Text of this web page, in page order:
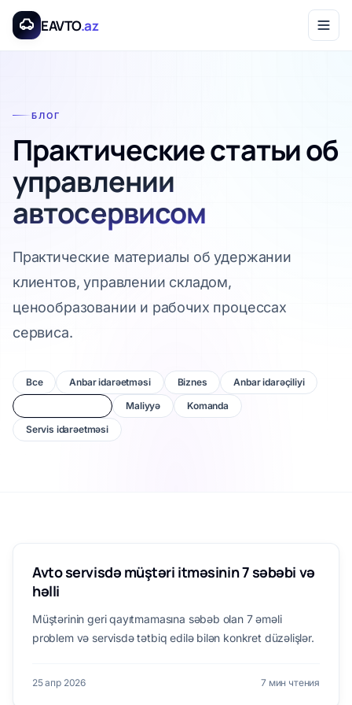
Перейти к основному содержанию
EAVTO.az
БЛОГ
Практические статьи об
управлении
автосервисом
Практические материалы об удержании
клиентов, управлении складом,
ценообразовании и рабочих процессах
сервиса.
Все Anbar idarəetməsi Biznes
Anbar idarəçiliyi
Maliyyə
Komanda
Servis idarəetməsi
Avto servisdə müştəri itməsinin 7 səbəbi və
həlli
Müştərinin geri qayıtmamasına səbəb olan 7 əməli
problem və servisdə tətbiq edilə bilən konkret düzəlişlər.
25 апр 2026 7 мин чтения